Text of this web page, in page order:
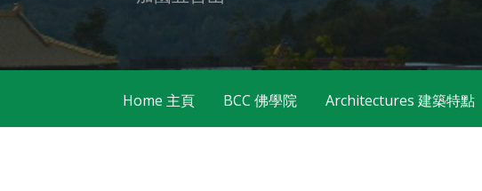
Home 主頁 BCC 佛學院 Architectures 建築特點